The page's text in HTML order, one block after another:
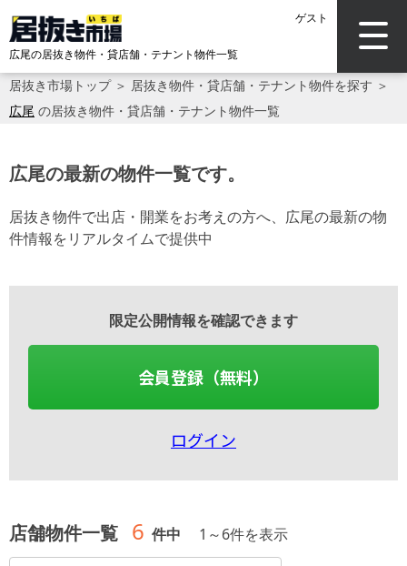
ゲスト
広尾の居抜き物件・貸店舗・テナント物件一覧
居抜き市場トップ＞ 居抜き物件・貸店舗・テナント物件を探す ＞
広尾 の居抜き物件・貸店舗・テナント物件一覧
広尾の最新の物件一覧です。
居抜き物件で出店・開業をお考えの方へ、広尾の最新の物
件情報をリアルタイムで提供中
限定公開情報を確認できます
会員登録（無料）
ログイン
店舗物件一覧 6 件中 1 ～6件を表示